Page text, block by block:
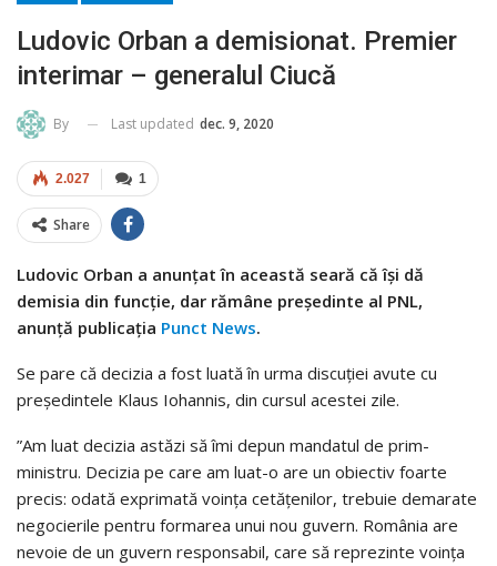
Ludovic Orban a demisionat. Premier
interimar – generalul Ciucă
By Last updated dec. 9, 2020
1
2.027
Share
Ludovic Orban a anunțat în această seară că își dă
demisia din funcție, dar rămâne președinte al PNL,
anunță publicația Punct News.
Se pare că decizia a fost luată în urma discuției avute cu
președintele Klaus Iohannis, din cursul acestei zile.
”Am luat decizia astăzi să îmi depun mandatul de prim-
ministru. Decizia pe care am luat-o are un obiectiv foarte
precis: odată exprimată voinţa cetăţenilor, trebuie demarate
negocierile pentru formarea unui nou guvern. România are
nevoie de un guvern responsabil, care să reprezinte voinţa